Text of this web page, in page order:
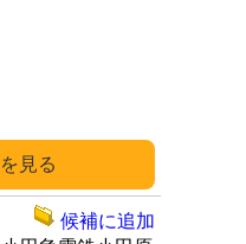
候補に追加